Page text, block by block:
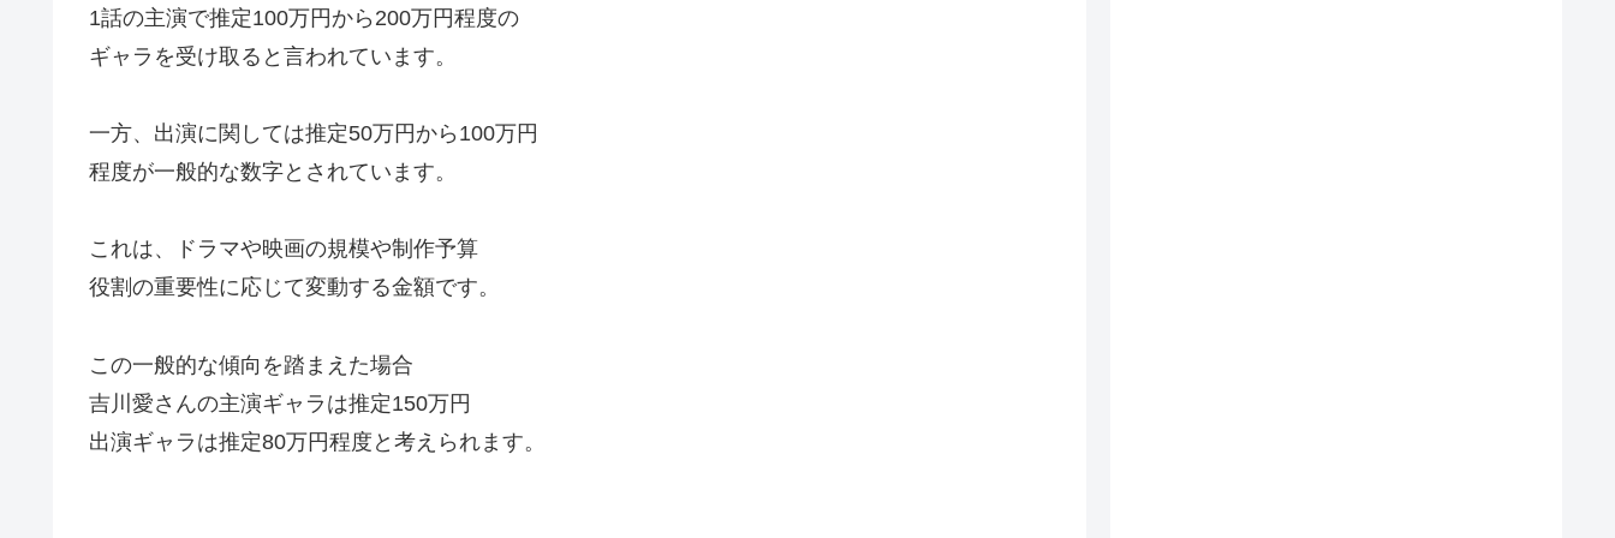
1話の主演で推定100万円から200万円程度の
ギャラを受け取ると言われています。
一方、出演に関しては推定50万円から100万円
程度が一般的な数字とされています。
これは、ドラマや映画の規模や制作予算
役割の重要性に応じて変動する金額です。
この一般的な傾向を踏まえた場合
吉川愛さんの主演ギャラは推定150万円
出演ギャラは推定80万円程度と考えられます。